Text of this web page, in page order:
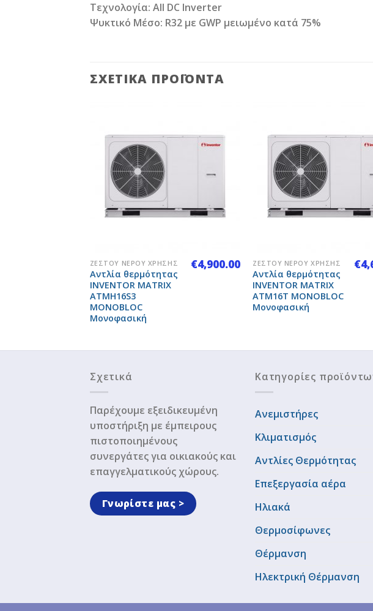
Τεχνολογία: All DC Inverter
Ψυκτικό Μέσο: R32 με GWP μειωμένο κατά 75%
ΣΧΕΤΙΚΆ ΠΡΟΪΌΝΤΑ
Wishlist
ΖΕΣΤΟΎ ΝΕΡΟΎ ΧΡΉΣΗΣ
Αντλία θερμότητας
INVENTOR MATRIX
ATMH16S3
MONOBLOC
Μονοφασική
€4,900.00 ΖΕΣΤΟΎ ΝΕΡΟΎ ΧΡΉΣΗΣ
Αντλία θερμότητας
INVENTOR MATRIX
ATM16T MONOBLOC
Μονοφασική
€
Σχετικά
Παρέχουμε εξειδικευμένη
υποστήριξη με έμπειρους
πιστοποιημένους
συνεργάτες για οικιακούς και
επαγγελματικούς χώρους.
Γνωρίστε μας >
Κατηγορίες
Ανεμιστήρες
Κλιματισμός
Αντλίες Θερμότητας
Επεξεργασία αέρα
Ηλιακά
Θερμοσίφωνες
Θέρμανση
Ηλεκτρική Θέρμανση